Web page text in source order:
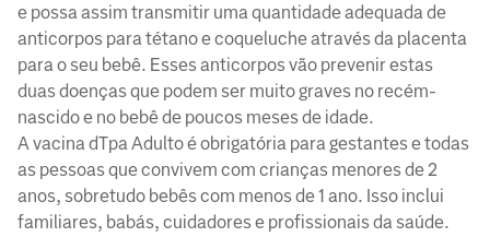
e possa assim transmitir uma quantidade adequada de
anticorpos para tétano e coqueluche através da placenta
para o seu bebê. Esses anticorpos vão prevenir estas
duas doenças que podem ser muito graves no recém-
nascido e no bebê de poucos meses de idade.
A vacina dTpa Adulto é obrigatória para gestantes e todas
as pessoas que convivem com crianças menores de 2
anos, sobretudo bebês com menos de 1 ano. Isso inclui
familiares, babás, cuidadores e profissionais da saúde.